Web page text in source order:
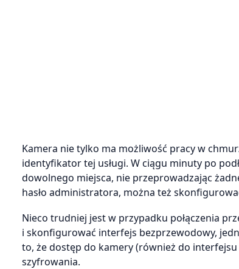
Kamera nie tylko ma możliwość pracy w
identyfikator tej usługi. W ciągu minuty po
dowolnego miejsca, nie przeprowadzając
hasło administratora, można też
Nieco trudniej jest w przypadku połączenia
i skonfigurować interfejs bezprzewodowy,
to, że dostęp do kamery (również do
szyfrowania.